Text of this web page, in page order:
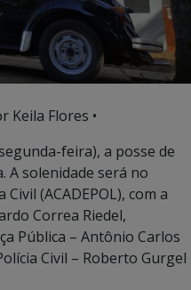
Keila Flores •
feira), a posse de
A solenidade será no
(ACADEPOL), com a
Correa Riedel,
Pública – Antônio Carlos
Civil – Roberto Gurgel